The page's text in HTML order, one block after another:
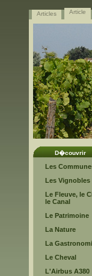
Articles Article
D�couvrir
Les
Les Vignobles
Le Fleuve, le
le Canal
Le Patrimoine
La Nature
La
Le Cheval
L'Airbus A380